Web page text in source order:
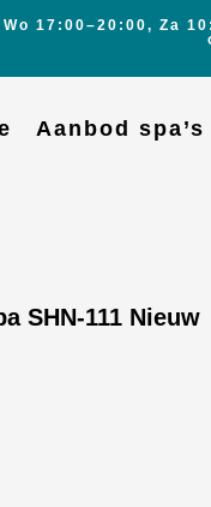
Wo 17:00–20:00, Za
Aanbod spa’s
SHN-111 Nieuw